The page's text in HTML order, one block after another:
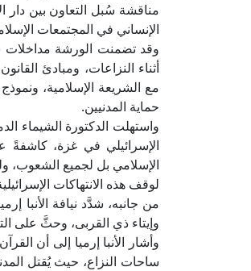
مناقشة سُبل التعاون بين دار
الإنساني في المجتمعات
وقد تضمنت الورشة مداخلات
أثناء النزاعات، ومبادئ
مع الشريعة الإسلامية،
حماية المدنيين.
واستهلت الدكتورة الشيماء
الإسلامي بل لجميع الشعوب،
لوقف هذه الانتهاكات
من جانبه، شدَّد نيافة الأنبا
وإيتاء ذي القربى، وحثَّ على
وأشار الأنبا إرميا إلى أن
ساحات النزاع، حيث يُقتل